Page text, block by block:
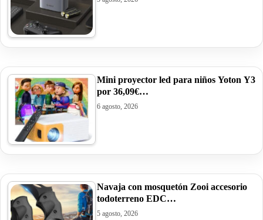
Mini proyector led para niños Yoton Y3
por 36,09€…
6 agosto, 2026
Navaja con mosquetón Zooi accesorio
todoterreno EDC…
5 agosto, 2026